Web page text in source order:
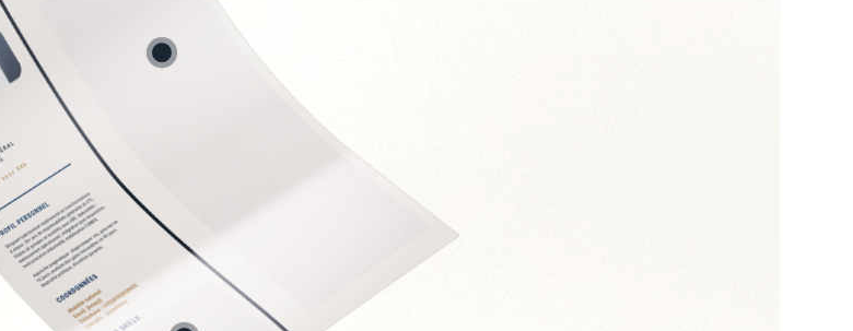
Soft Skills recherchées :
Écoute et intelligence relationnelle